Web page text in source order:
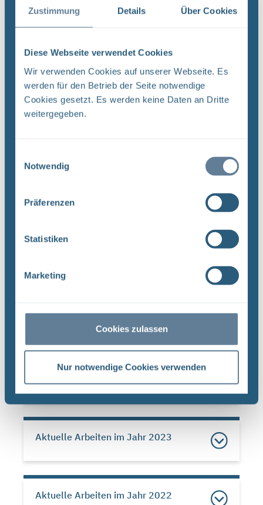
Zustimmung Details Über Cookies
Diese Webseite verwendet Cookies
Wir verwenden Cookies auf unserer Webseite. Es
werden für den Betrieb der Seite notwendige
Cookies gesetzt. Es werden keine Daten an Dritte
weitergegeben.
Notwendig
Präferenzen
Statistiken
Marketing
Cookies zulassen
Nur notwendige Cookies verwenden
Februar 2026
Die Arbeiten an den übertägigen Baustellen
vor allem der weitere Ausbau der
Innenschale der Umladestation in 850
Metern Tiefe im Fokus.
Konrad 2 läuft im Januar aufgrund der
anderem in 850 Metern Tiefe im Bereich der
Fahrbahn und setzen den Einbau der
Aktuelle Arbeiten im Jahr 2025
Aktuelle Arbeiten im Jahr 2023
Aktuelle Arbeiten im Jahr 2022